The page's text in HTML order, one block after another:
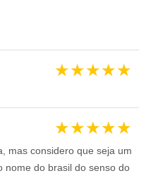
★★★★★
★★★★★
mas considero que seja um
nome do brasil do senso do